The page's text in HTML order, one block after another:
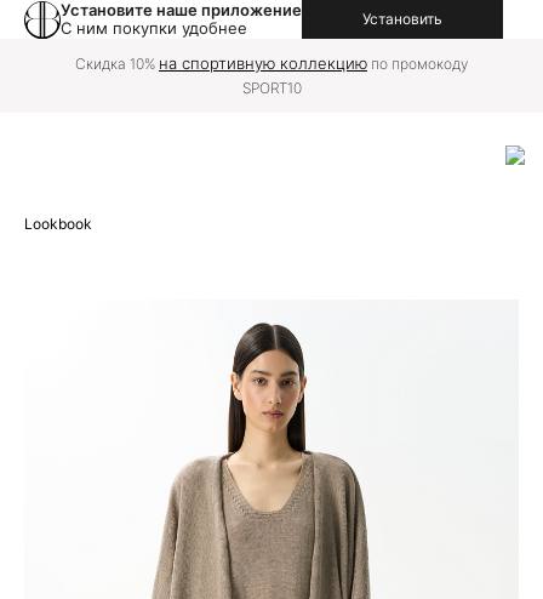
Установите наше приложение
С ним покупки удобнее
Установить
Скидка 10% на спортивную коллекцию по промокоду
SPORT10
Lookbook